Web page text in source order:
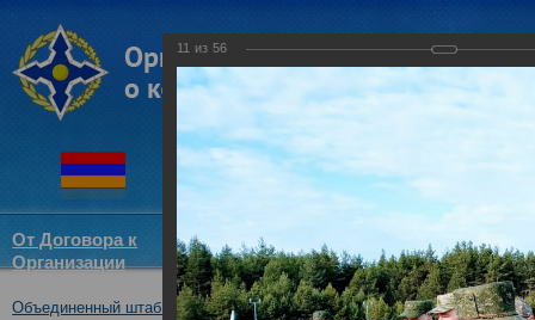
От Договора к
Организации
Структура
ОДКБ
Новости
Объединенный штаб ОДКБ
совместное учение с КСОР
11 из 56